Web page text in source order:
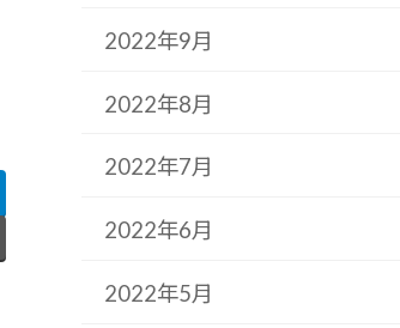
2022年9月
2022年8月
2022年7月
2022年6月
2022年5月